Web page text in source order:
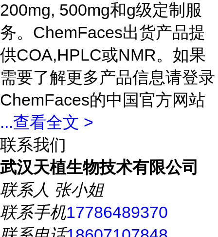
200mg, 500mg和g级定制服
务。ChemFaces出货产品提
供COA,HPLC或NMR。如果
需要了解更多产品信息请登录
ChemFaces的中国官方网站
...查看全文 >
联系我们
武汉天植生物技术有限公司
联系人 张小姐
联系手机17786489370